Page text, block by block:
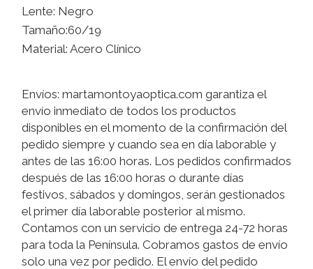
Lente: Negro
Tamaño:60/19
Material: Acero Clínico
Envíos: martamontoyaoptica.com garantiza el
envío inmediato de todos los productos
disponibles en el momento de la confirmación del
pedido siempre y cuando sea en día laborable y
antes de las 16:00 horas. Los pedidos confirmados
después de las 16:00 horas o durante días
festivos, sábados y domingos, serán gestionados
el primer día laborable posterior al mismo.
Contamos con un servicio de entrega 24-72 horas
para toda la Península. Cobramos gastos de envío
solo una vez por pedido. El envío del pedido